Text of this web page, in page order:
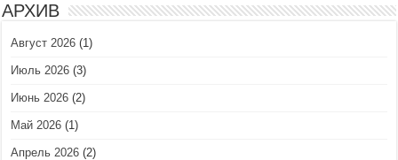
АРХИВ
Август 2026 (1)
Июль 2026 (3)
Июнь 2026 (2)
Май 2026 (1)
Апрель 2026 (2)